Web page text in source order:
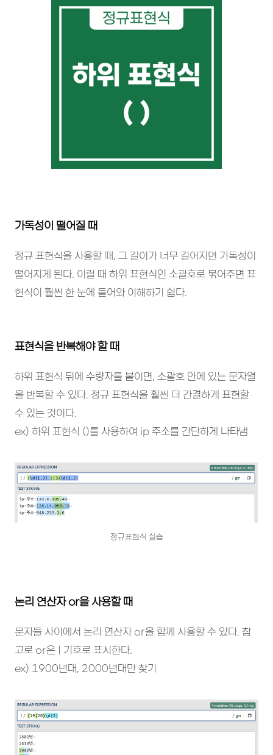
가독성이 떨어질 때
정규 표현식을 사용할 때, 그 길이가 너무 길어지면 가독성이
떨어지게 된다. 이럴 때 하위 표현식인 소괄호로 묶어주면 표
현식이 훨씬 한 눈에 들어와 이해하기 쉽다.
표현식을 반복해야 할 때
하위 표현식 뒤에 수량자를 붙이면, 소괄호 안에 있는 문자열
을 반복할 수 있다. 정규 표현식을 훨씬 더 간결하게 표현할
수 있는 것이다.
ex) 하위 표현식 ()를 사용하여 ip 주소를 간단하게 나타냄
정규표현식 실습
논리 연산자 or을 사용할 때
문자들 사이에서 논리 연산자 or을 함께 사용할 수 있다. 참
고로 or은 | 기호로 표시한다.
ex) 1900년대, 2000년대만 찾기